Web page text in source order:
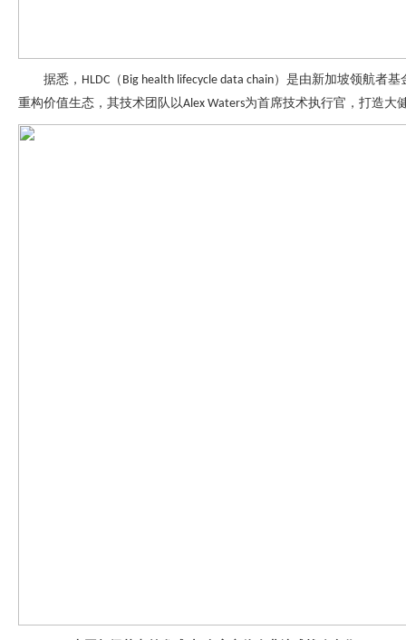
据悉， HLDC（ Big health lifecycle data chain）是由新加坡领航者基
重构价值生态，其技术团队以Alex Waters为首席技术执行官，打造